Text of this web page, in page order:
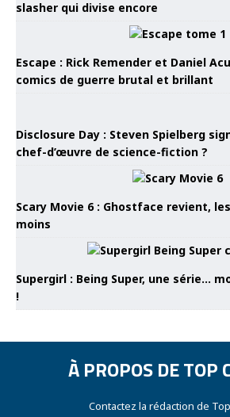
slasher qui divise encore
Escape : Rick Remender et Daniel
comics de guerre brutal et brillant
Disclosure Day : Steven Spielberg
chef-d’œuvre de science-fiction ?
Scary Movie 6 : Ghostface revient,
moins
Supergirl : Being Super, une série…
!
À PROPOS DE TOP
Contactez la rédaction de